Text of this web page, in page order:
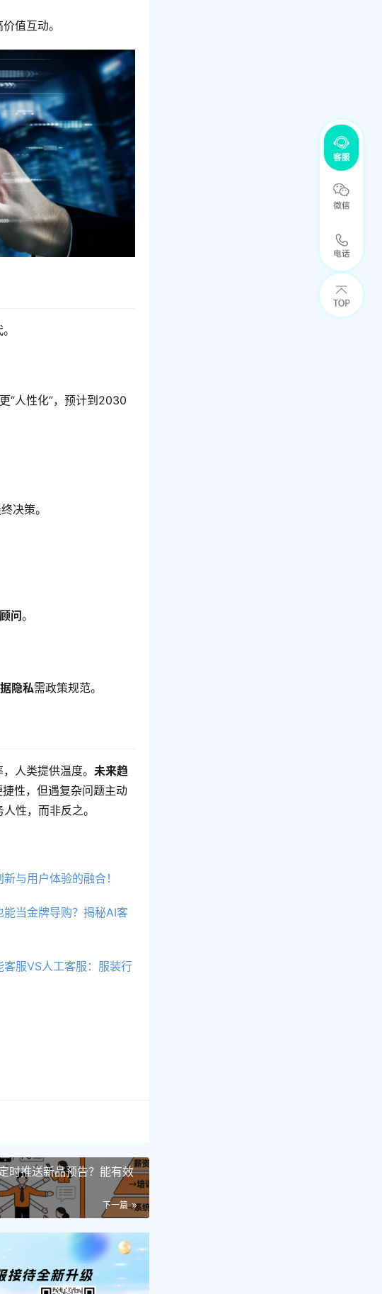
值互动。
“人性化”，预计到2030
决策。
问。
隐私需政策规范。
人类提供温度。未来趋
性，但遇复杂问题主动
性，而非反之。
与用户体验的融合！
当金牌导购？揭秘AI客
服VS人工客服：服装行
时推送新品预告？能有效
下一篇